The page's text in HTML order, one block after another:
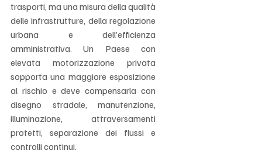
trasporti, ma una misura della qualità
delle infrastrutture, della regolazione
urbana e dell’efficienza
amministrativa. Un Paese con
elevata motorizzazione privata
sopporta una maggiore esposizione
al rischio e deve compensarla con
disegno stradale, manutenzione,
illuminazione, attraversamenti
protetti, separazione dei flussi e
controlli continui.